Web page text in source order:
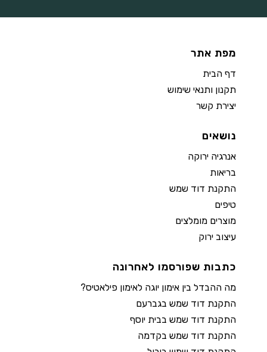
מפת אתר
דף הבית
תקנון ותנאי שימוש
יצירת קשר
נושאים
אנרגיה ירוקה
בריאות
התקנת דוד שמש
טיפים
מוצרים מומלצים
עיצוב ירוק
כתבות שפורסמו לאחרונה
מה ההבדל בין אימון יוגה לאימון פילאטיס?
התקנת דוד שמש בגברעם
התקנת דוד שמש בבית יוסף
התקנת דוד שמש בקדמה